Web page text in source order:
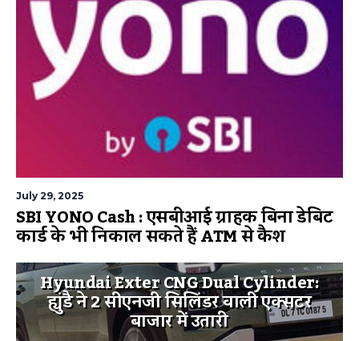
July 29, 2025
SBI YONO Cash : एसबीआई ग्राहक बिना डेबिट
कार्ड के भी निकाल सकते हैं ATM से कैश
Hyundai Exter CNG Dual Cylinder:
ह्युंडै ने 2 सीएनजी सिलिंडर वाली एक्सटर
बाजार में उतारी